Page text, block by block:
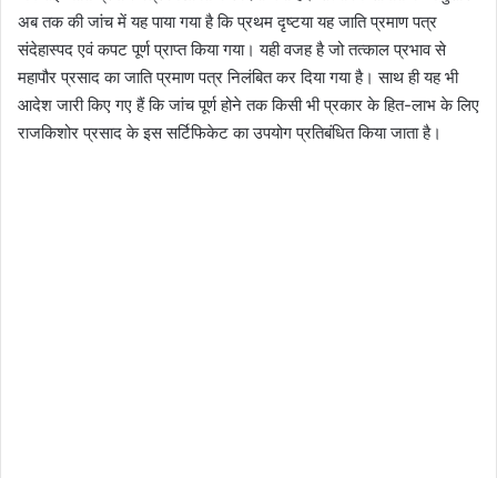
अब तक की जांच में यह पाया गया है कि प्रथम दृष्टया यह जाति प्रमाण पत्र
संदेहास्पद एवं कपट पूर्ण प्राप्त किया गया। यही वजह है जो तत्काल प्रभाव से
महापौर प्रसाद का जाति प्रमाण पत्र निलंबित कर दिया गया है। साथ ही यह भी
आदेश जारी किए गए हैं कि जांच पूर्ण होने तक किसी भी प्रकार के हित-लाभ के लिए
राजकिशोर प्रसाद के इस सर्टिफिकेट का उपयोग प्रतिबंधित किया जाता है।